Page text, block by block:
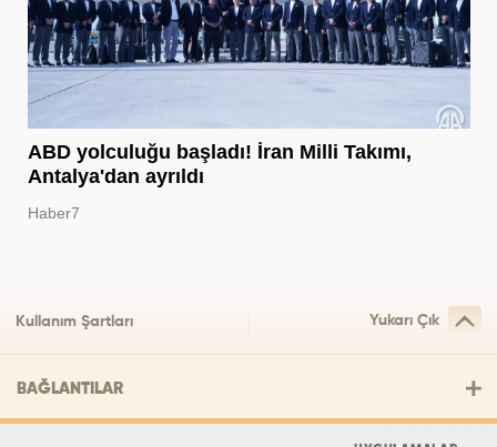
ABD yolculuğu başladı! İran Milli Takımı,
Antalya'dan ayrıldı
Haber7
Kullanım Şartları Yukarı Çık
BAĞLANTILAR